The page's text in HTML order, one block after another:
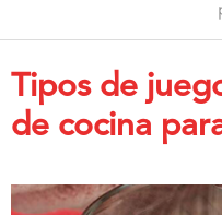
Tipos de
de cocina